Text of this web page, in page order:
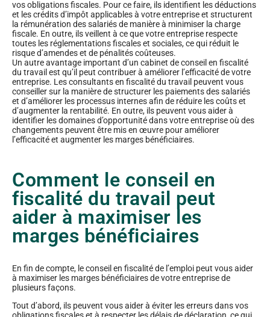
vos obligations fiscales. Pour ce faire, ils identifient les déductions
et les crédits d’impôt applicables à votre entreprise et structurent
la rémunération des salariés de manière à minimiser la charge
fiscale. En outre, ils veillent à ce que votre entreprise respecte
toutes les réglementations fiscales et sociales, ce qui réduit le
risque d’amendes et de pénalités coûteuses.
Un autre avantage important d’un cabinet de conseil en fiscalité
du travail est qu’il peut contribuer à améliorer l’efficacité de votre
entreprise. Les consultants en fiscalité du travail peuvent vous
conseiller sur la manière de structurer les paiements des salariés
et d’améliorer les processus internes afin de réduire les coûts et
d’augmenter la rentabilité. En outre, ils peuvent vous aider à
identifier les domaines d’opportunité dans votre entreprise où des
changements peuvent être mis en œuvre pour améliorer
l’efficacité et augmenter les marges bénéficiaires.
Comment le conseil en
fiscalité du travail peut
aider à maximiser les
marges bénéficiaires
En fin de compte, le conseil en fiscalité de l’emploi peut vous aider
à maximiser les marges bénéficiaires de votre entreprise de
plusieurs façons.
Tout d’abord, ils peuvent vous aider à éviter les erreurs dans vos